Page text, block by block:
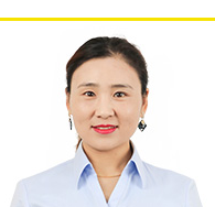
青铜峡水泥（太阳山分厂）